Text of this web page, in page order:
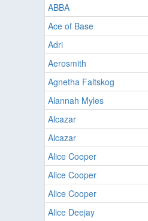
ABBA
Ace of Base
Adri
Aerosmith
Agnetha Faltskog
Alannah Myles
Alcazar
Alcazar
Alice Cooper
Alice Cooper
Alice Cooper
Alice Deejay